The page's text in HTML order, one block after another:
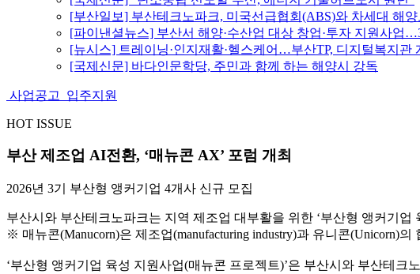
[부산일보] 부산테크노파크, 미국선급협회(ABS)와 차세대 해
[파이낸셜뉴스] 부산서 해양·수산업 대상 창업·투자 지원사업
[뉴시스] 트레이닝·인지재활·헬스케어…부산TP, 디지털복지관
[국제신문] 바다인문학당, 주민과 함께 하는 해양시 강독
사업공고 입주지원
HOT ISSUE
부산 제조업 AI전환, ‘매뉴콘 AX’ 포럼 개최
2026년 3기 부산형 앵커기업 4개사 신규 모집
부산시와 부산테크노파크는 지역 제조업 대부활을 위한 ‘부산형 앵커기업
※ 매뉴콘(Manucorn)은 제조업(manufacturing industry)과 유니콘(Unicorn)의
‘부산형 앵커기업 육성 지원사업(매뉴콘 프로젝트)’은 부산시와 부산테크